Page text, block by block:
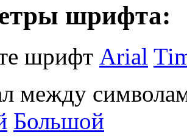
шрифта:
шрифт Arial
между
Большой